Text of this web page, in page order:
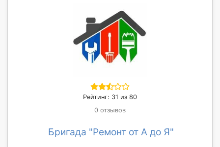
Рейтинг: 31 из 80
0 отзывов
Бригада "Ремонт от А до Я"